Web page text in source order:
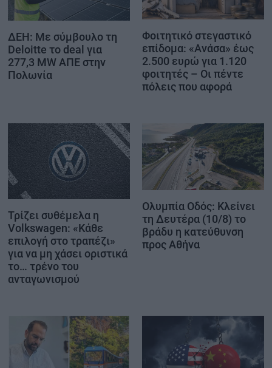
ΔΕΗ: Με σύμβουλο τη
Deloitte το deal για
277,3 MW ΑΠΕ στην
Πολωνία
Φοιτητικό στεγαστικό
επίδομα: «Ανάσα» έως
2.500 ευρώ για 1.120
φοιτητές – Οι πέντε
πόλεις που αφορά
Τρίζει συθέμελα η
Volkswagen: «Κάθε
επιλογή στο τραπέζι»
για να μη χάσει οριστικά
το… τρένο του
ανταγωνισμού
Ολυμπία Οδός: Κλείνει
τη Δευτέρα (10/8) το
βράδυ η κατεύθυνση
προς Αθήνα